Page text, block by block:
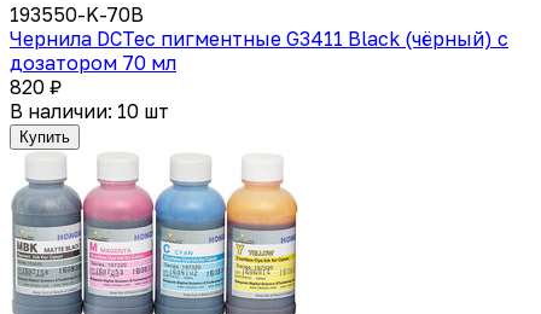
193550-K-70B
Чернила DCTec пигментные G3411 Black (чёрный) с
дозатором 70 мл
820 ₽
В наличии: 10 шт
Купить